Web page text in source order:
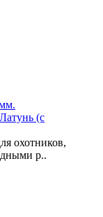
(с
охотников,
р..